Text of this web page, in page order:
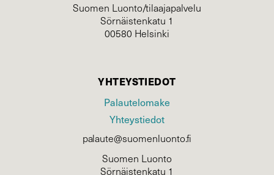
Suomen Luonto/tilaajapalvelu
Sörnäistenkatu 1
00580 Helsinki
YHTEYSTIEDOT
Palautelomake
Yhteystiedot
palaute@suomenluonto.fi
Suomen Luonto
Sörnäistenkatu 1